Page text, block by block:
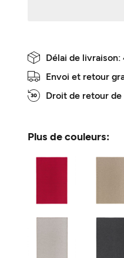
Délai de
Envoi et retour
Droit de retour
Plus de couleurs: